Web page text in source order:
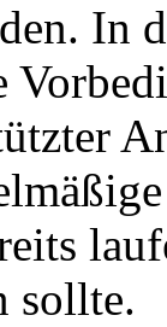
In
sollte.